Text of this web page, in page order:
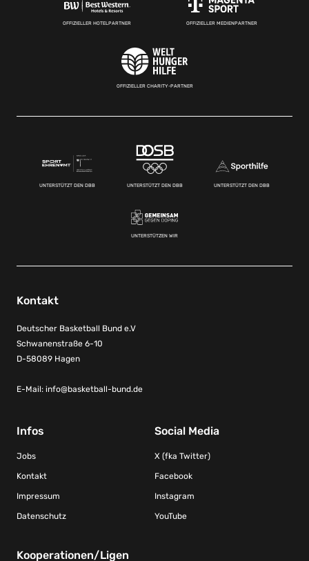
OFFIZIELLER HOTELPARTNER OFFIZIELLER MEDIENPARTNER
OFFIZIELLER CHARITY-PARTNER
UNTERSTÜTZT DEN DBB UNTERSTÜTZT DEN DBB UNTERSTÜTZT DEN DBB
UNTERSTÜTZEN WIR
Kontakt
Deutscher Basketball Bund e.V
Schwanenstraße 6-10
D-58089 Hagen
E-Mail: info@basketball-bund.de
Infos
Jobs
Kontakt
Impressum
Datenschutz
Social Media
X (fka Twitter)
Facebook
Instagram
YouTube
Kooperationen/Ligen